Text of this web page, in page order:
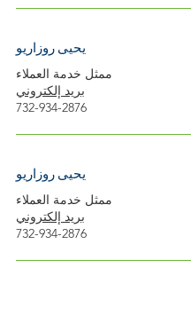
يحيى روزاريو
ممثل خدمة العملاء
بريد إلكتروني
732-934-2876
يحيى روزاريو
ممثل خدمة العملاء
بريد إلكتروني
732-934-2876